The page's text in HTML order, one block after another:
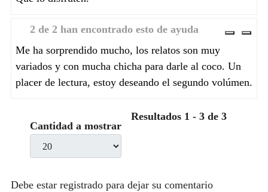
2 de 2 han encontrado esto de ayuda
Me ha sorprendido mucho, los relatos son muy
variados y con mucha chicha para darle al coco. Un
placer de lectura, estoy deseando el segundo volúmen.
Cantidad a mostrar
Resultados 1 - 3 de 3
Debe estar registrado para dejar su comentario